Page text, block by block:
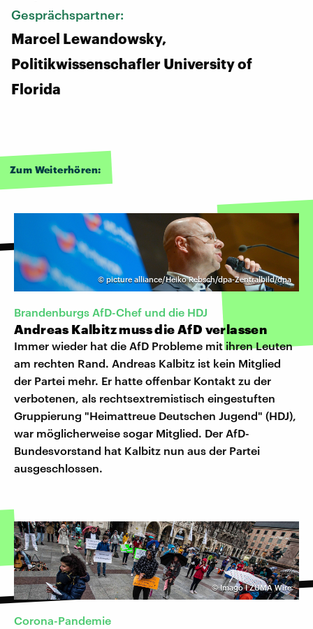
Gesprächspartner:
Marcel Lewandowsky,
Politikwissenschafler University of
Florida
Zum Weiterhören:
©picture alliance/Heiko Rebsch/dpa-Zentralbild/dpa
Brandenburgs AfD-Chef und die HDJ
Andreas Kalbitz muss die AfD verlassen
Immer wieder hat die AfD Probleme mit ihren Leuten
am rechten Rand. Andreas Kalbitz ist kein Mitglied
der Partei mehr. Er hatte offenbar Kontakt zu der
verbotenen, als rechtsextremistisch eingestuften
Gruppierung "Heimattreue Deutschen Jugend" (HDJ),
war möglicherweise sogar Mitglied. Der AfD-
Bundesvorstand hat Kalbitz nun aus der Partei
ausgeschlossen.
©Imago I ZUMA Wire
Corona-Pandemie